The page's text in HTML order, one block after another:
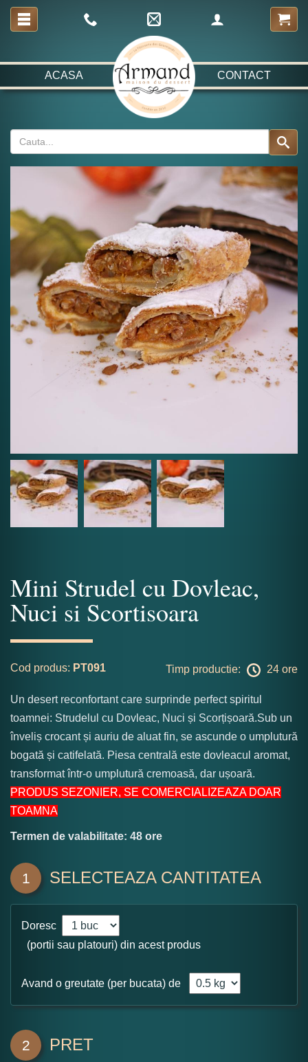
ACASA CONTACT
Mini Strudel cu Dovleac,
Nuci si Scortisoara
Cod produs: PT091 Timp productie: 24 ore
Un desert reconfortant care surprinde perfect spiritul
toamnei: Strudelul cu Dovleac, Nuci și Scorțișoară.Sub un
înveliș crocant și auriu de aluat fin, se ascunde o umplutură
bogată și catifelată. Piesa centrală este dovleacul aromat,
transformat într-o umplutură cremoasă, dar ușoară.
PRODUS SEZONIER, SE COMERCIALIZEAZA DOAR
TOAMNA
Termen de valabilitate: 48 ore
1 SELECTEAZA CANTITATEA
Doresc
(portii sau platouri) din acest produs
Avand o greutate (per bucata) de
2 PRET